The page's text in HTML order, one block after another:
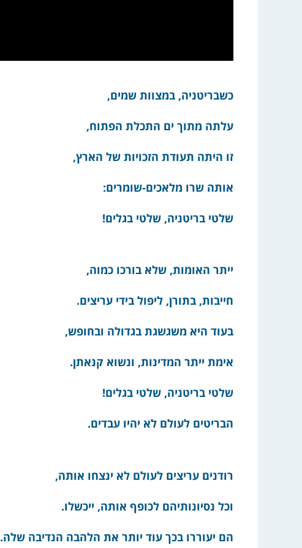
כשבריטניה, במצוות שמים,
עלתה מתוך ים התכלת הפתוח,
זו היתה תעודת הזכויות של הארץ,
אותה שרו מלאכים-שומרים:
שלטי בריטניה, שלטי בגלים!
ייתר האומות, שלא בורכו כמוה,
חייבות, בתורן, ליפול בידי עריצים.
בעוד היא משגשגת בגדולה ובחופש,
אימת ייתר המדינות, ונשוא קנאתן.
שלטי בריטניה, שלטי בגלים!
הבריטים לעולם לא יהיו עבדים.
רודנים עריצים לעולם לא ינצחו אותה,
וכל נסיונותיהם לכופף אותה, ייכשלו.
הם יעוררו בכך עוד יותר את הלהבה הנדיבה שלה.